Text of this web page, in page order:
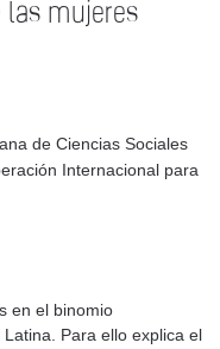
las mujeres
de Ciencias Sociales
Internacional para
en el binomio
Para ello explica el